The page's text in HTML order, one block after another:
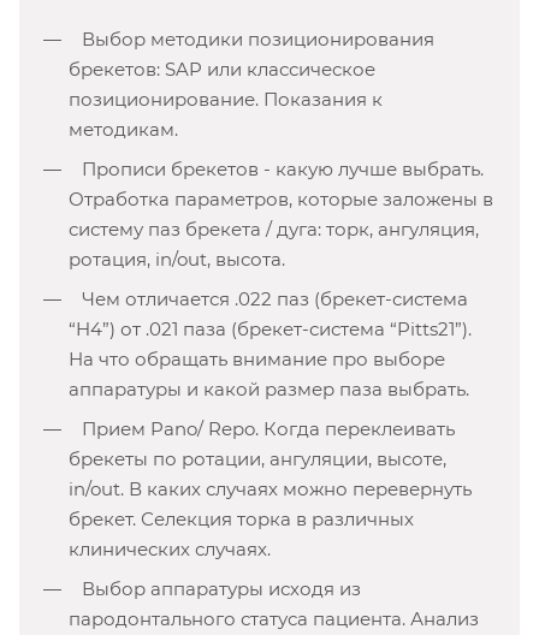
Выбор методики позиционирования
брекетов: SAP или классическое
позиционирование. Показания к
методикам.
Прописи брекетов - какую лучше выбрать.
Отработка параметров, которые заложены в
систему паз брекета / дуга: торк, ангуляция,
ротация, in/out, высота.
Чем отличается .022 паз (брекет-система
“H4”) от .021 паза (брекет-система “Pitts21”).
На что обращать внимание про выборе
аппаратуры и какой размер паза выбрать.
Прием Pano/ Repo. Когда переклеивать
брекеты по ротации, ангуляции, высоте,
in/out. В каких случаях можно перевернуть
брекет. Селекция торка в различных
клинических случаях.
Выбор аппаратуры исходя из
пародонтального статуса пациента. Анализ